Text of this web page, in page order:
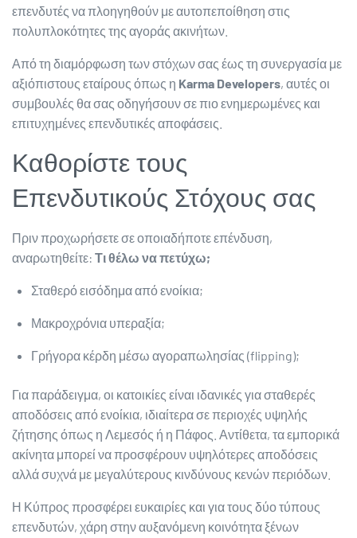
επενδυτές να πλοηγηθούν με αυτοπεποίθηση στις
πολυπλοκότητες της αγοράς ακινήτων.
Από τη διαμόρφωση των στόχων σας έως τη συνεργασία με
αξιόπιστους εταίρους όπως η Karma Developers, αυτές οι
συμβουλές θα σας οδηγήσουν σε πιο ενημερωμένες και
επιτυχημένες επενδυτικές αποφάσεις.
Καθορίστε τους
Επενδυτικούς Στόχους σας
Πριν προχωρήσετε σε οποιαδήποτε επένδυση,
αναρωτηθείτε: Τι θέλω να πετύχω;
Σταθερό εισόδημα από ενοίκια;
Μακροχρόνια υπεραξία;
Γρήγορα κέρδη μέσω αγοραπωλησίας (flipping);
Για παράδειγμα, οι κατοικίες είναι ιδανικές για σταθερές
αποδόσεις από ενοίκια, ιδιαίτερα σε περιοχές υψηλής
ζήτησης όπως η Λεμεσός ή η Πάφος. Αντίθετα, τα εμπορικά
ακίνητα μπορεί να προσφέρουν υψηλότερες αποδόσεις
αλλά συχνά με μεγαλύτερους κινδύνους κενών περιόδων.
Η Κύπρος προσφέρει ευκαιρίες και για τους δύο τύπους
επενδυτών, χάρη στην αυξανόμενη κοινότητα ξένων